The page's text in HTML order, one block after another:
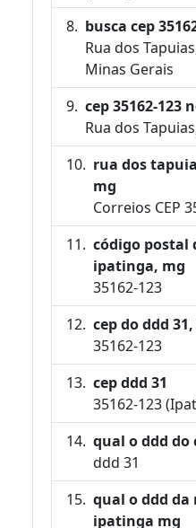
busca cep
Rua dos
Minas Gerais
cep 35162-123
Rua dos
rua dos
mg
Correios CEP
código postal
ipatinga, mg
35162-123
cep do ddd
35162-123
cep ddd 31
35162-123
qual o ddd do
ddd 31
qual o ddd da
ipatinga mg